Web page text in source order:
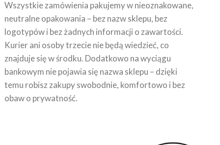
Wszystkie zamówienia pakujemy w nieoznakowane,
neutralne opakowania – bez nazw sklepu, bez
logotypów i bez żadnych informacji o zawartości.
Kurier ani osoby trzecie nie będą wiedzieć, co
znajduje się w środku. Dodatkowo na wyciągu
bankowym nie pojawia się nazwa sklepu – dzięki
temu robisz zakupy swobodnie, komfortowo i bez
obaw o prywatność.